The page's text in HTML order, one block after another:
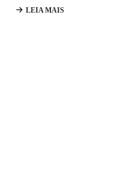
LEIA MAIS